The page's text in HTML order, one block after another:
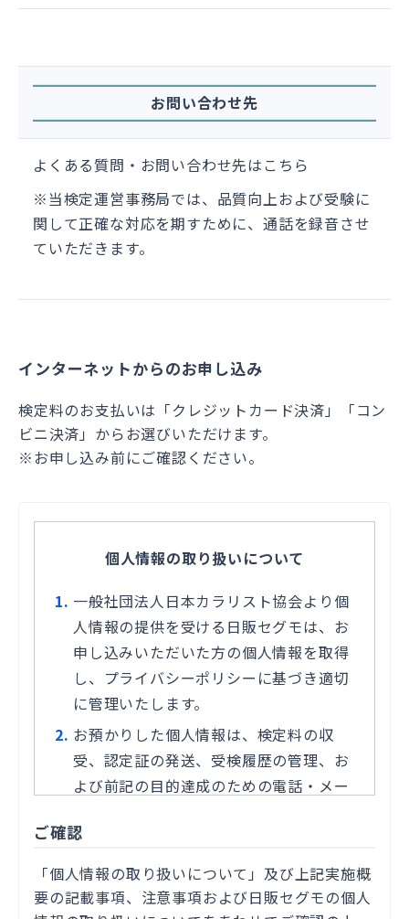
お問い合わせ先
よくある質問・お問い合わせ先は こちら
※当検定運営事務局では、品質向上および受験に
関して正確な対応を期すために、通話を録音させ
ていただきます。
インターネットからのお申し込み
検定料のお支払いは「クレジットカード決済」「コン
ビニ決済」からお選びいただけます。
※お申し込み前にご確認ください。
個人情報の取り扱いについて
一般社団法人日本カラリスト協会より個
人情報の提供を受ける日販セグモは、お
申し込みいただいた方の個人情報を取得
し、プライバシーポリシーに基づき適切
に管理いたします。
お預かりした個人情報は、検定料の収
受、認定証の発送、 受検履歴の管理、お
よび前記の目的達成のための電話・メー
カラリスト検定
のために利用するほか、個人が特定され
ない形で パーソナルカラリスト検定・配
色検定 の運営と質の改善のために使用さ
ご確認
「個人情報の取り扱いについて」及び上記実施概
要の記載事項、注意事項および日販セグモの個人